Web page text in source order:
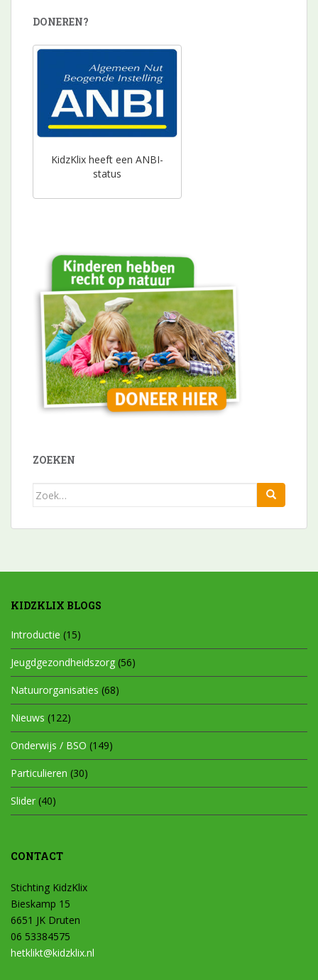
DONEREN?
KidzKlix heeft een ANBI-
status
ZOEKEN
Zoek
KIDZKLIX BLOGS
Introductie (15)
Jeugdgezondheidszorg (56)
Natuurorganisaties (68)
Nieuws (122)
Onderwijs / BSO (149)
Particulieren (30)
Slider (40)
CONTACT
Stichting KidzKlix
Bieskamp 15
6651 JK Druten
06 53384575
hetklikt@kidzklix.nl